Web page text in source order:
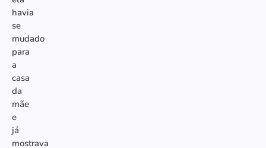
havia
se
mudado
para
a
casa
da
mãe
e
já
mostrava